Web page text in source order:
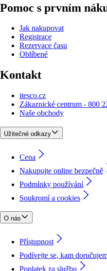
Pomoc s prvním
Jak nakupovat
Registrace
Rezervace času
Oblíbené
Kontakt
itesco.cz
Zákaznické centrum - 800
Naše obchody
Užitečné odkazy
Cena
Nakupujte online bezpečně
Podmínky používání
Soukromí a cookies
O nás
Přístupnost
Podívejte se, kam
Poplatek za službu